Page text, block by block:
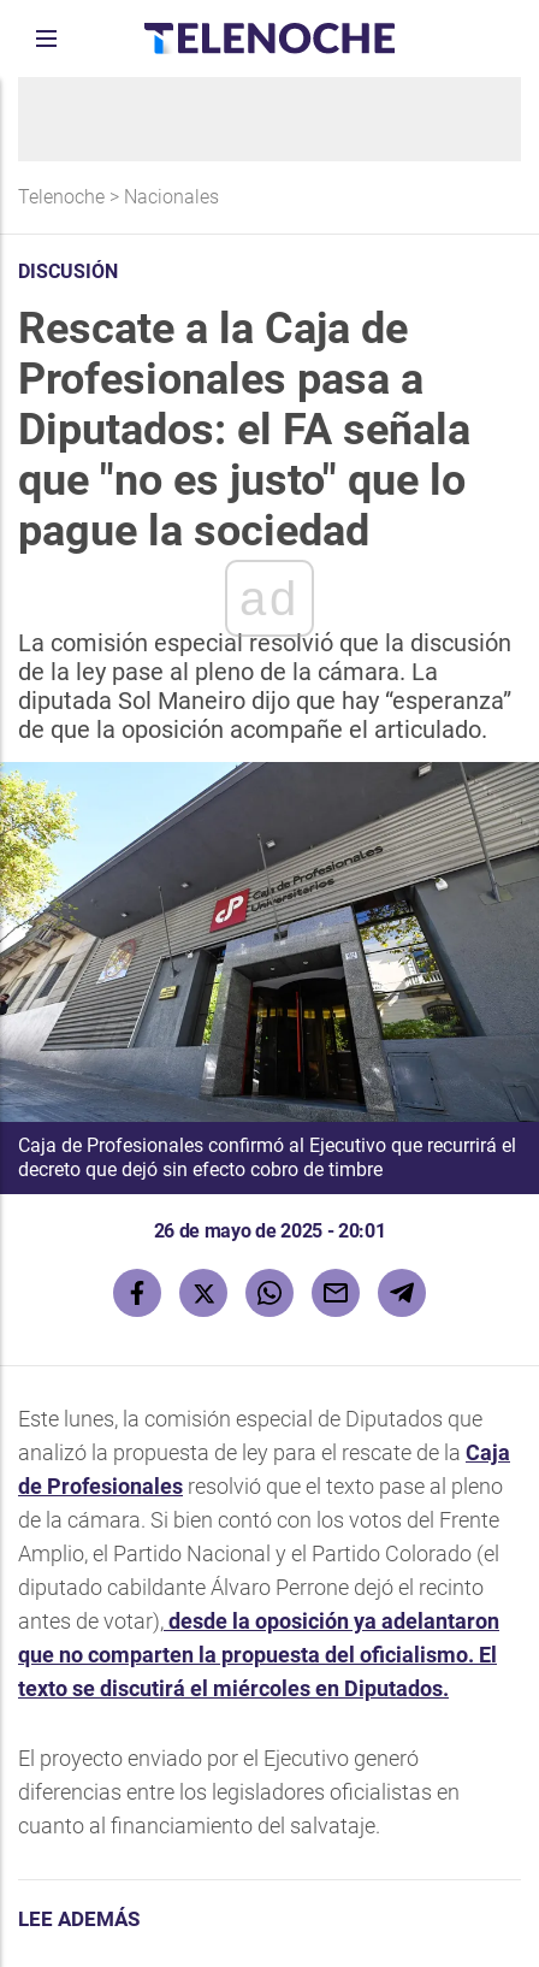
Telenoche > Nacionales
DISCUSIÓN
Rescate a la Caja de
Profesionales pasa a
Diputados: el FA señala
que "no es justo" que lo
pague la sociedad
ad
La comisión especial resolvió que la discusión
de la ley pase al pleno de la cámara. La
diputada Sol Maneiro dijo que hay “esperanza”
de que la oposición acompañe el articulado.
Caja de Profesionales confirmó al Ejecutivo que recurrirá el
decreto que dejó sin efecto cobro de timbre
26 de mayo de 2025 - 20:01
Este lunes, la comisión especial de Diputados que
analizó la propuesta de ley para el rescate de la Caja
de Profesionales resolvió que el texto pase al pleno
de la cámara. Si bien contó con los votos del Frente
Amplio, el Partido Nacional y el Partido Colorado (el
diputado cabildante Álvaro Perrone dejó el recinto
antes de votar),desde la oposición ya adelantaron
que no comparten la propuesta del oficialismo. El
texto se discutirá el miércoles en Diputados.
El proyecto enviado por el Ejecutivo generó
diferencias entre los legisladores oficialistas en
cuanto al financiamiento del salvataje.
LEE ADEMÁS